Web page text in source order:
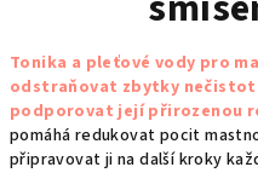
Tonika a pleťové vody pro
odstraňovat zbytky
podporovat její přirozenou
pomáhá redukovat pocit
připravovat ji na další kroky